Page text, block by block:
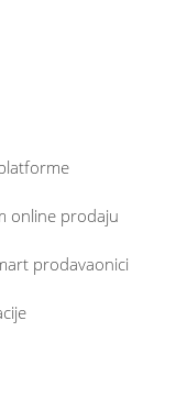
online prodaju
prodavaonici